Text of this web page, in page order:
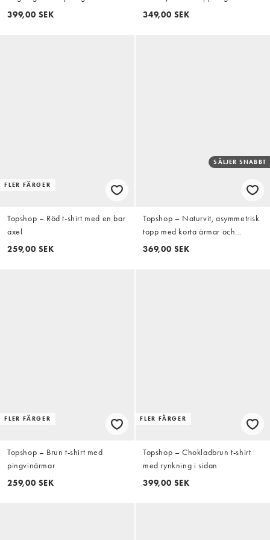
399,00 SEK
349,00 SEK
FLER FÄRGER
Topshop – Röd t-shirt med en bar
axel
259,00 SEK
SÄLJER SNABBT
Topshop – Naturvit, asymmetrisk
topp med korta ärmar och
knäppning
369,00 SEK
FLER FÄRGER
Topshop – Brun t-shirt med
pingvinärmar
259,00 SEK
FLER FÄRGER
Topshop – Chokladbrun t-shirt
med rynkning i sidan
399,00 SEK